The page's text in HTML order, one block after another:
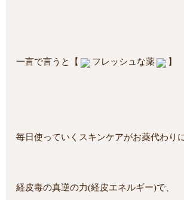
一言で言うと 【 フレッシュな薬 】
毎日使っていくスキンケアがお薬代わり
経皮毒の真逆の力(経皮エネルギー)で、